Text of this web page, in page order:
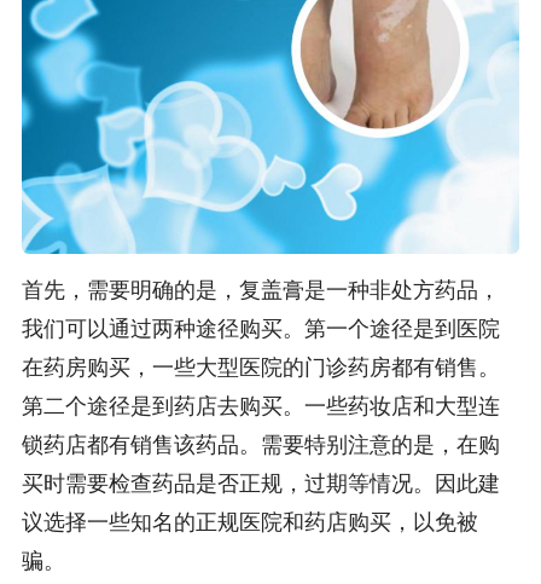
首先，需要明确的是，复盖膏是一种非处方药品，
我们可以通过两种途径购买。第一个途径是到医院
在药房购买，一些大型医院的门诊药房都有销售。
第二个途径是到药店去购买。一些药妆店和大型连
锁药店都有销售该药品。需要特别注意的是，在购
买时需要检查药品是否正规，过期等情况。因此建
议选择一些知名的正规医院和药店购买，以免被
骗。